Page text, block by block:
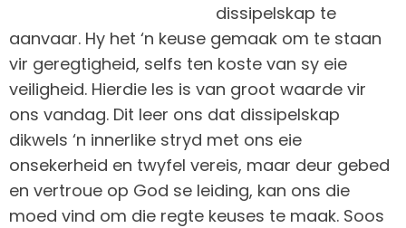
dissipelskap te
aanvaar. Hy het ‘n keuse gemaak om te staan
vir geregtigheid, selfs ten koste van sy eie
veiligheid. Hierdie les is van groot waarde vir
ons vandag. Dit leer ons dat dissipelskap
dikwels ‘n innerlike stryd met ons eie
onsekerheid en twyfel vereis, maar deur gebed
en vertroue op God se leiding, kan ons die
moed vind om die regte keuses te maak. Soos